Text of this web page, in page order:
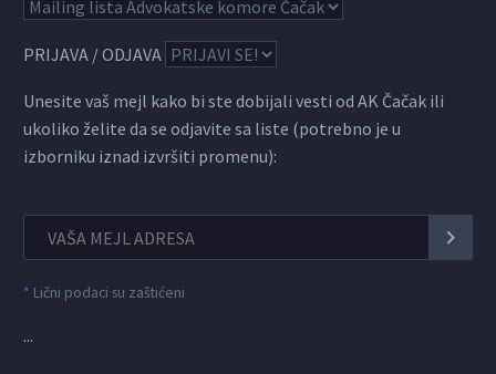
PRIJAVA / ODJAVA
Unesite vaš mejl kako bi ste dobijali vesti od AK Čačak ili
ukoliko želite da se odjavite sa liste (potrebno je u
izborniku iznad izvršiti promenu):
* Lični podaci su zaštićeni
...